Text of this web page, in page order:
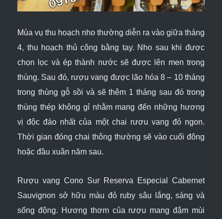
Mùa vụ thu hoạch nho thường diễn ra vào giữa tháng
4, thu hoạch thủ công bằng tay. Nho sau khi được
chọn lọc và ép thành nước sẽ được lên men trong
thùng. Sau đó, rượu vang được lão hóa 8 – 10 tháng
trong thùng gỗ sồi và sẽ thêm 1 tháng sau đó trong
thùng thép không gỉ nhằm mang đến những hương
vị độc đáo nhất của một chai rươu vang đỏ ngon.
Thời gian đóng chai thông thường sẽ vào cuối đông
hoặc đầu xuân năm sau.
Rượu vang Cono Sur Reserva Especial Cabernet
Sauvignon sở hữu màu đỏ ruby sâu lắng, sáng và
sống động. Hương thơm của rượu mang đậm mùi